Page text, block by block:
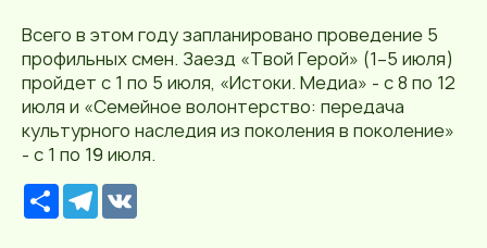
Всего в этом году запланировано проведение 5
профильных смен. Заезд «Твой Герой» (1–5 июля)
пройдет с 1 по 5 июля, «Истоки. Медиа» - с 8 по 12
июля и «Семейное волонтерство: передача
культурного наследия из поколения в поколение»
- с 1 по 19 июля.
Р
е
T
e